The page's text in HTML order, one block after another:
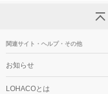
関連サイト・ヘルプ・その他
お知らせ
LOHACOとは